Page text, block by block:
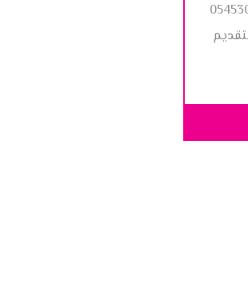
الخيمة |0545307678